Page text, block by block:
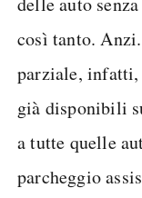
così tanto.
parziale,
già disponibili
a tutte quelle
parcheggio